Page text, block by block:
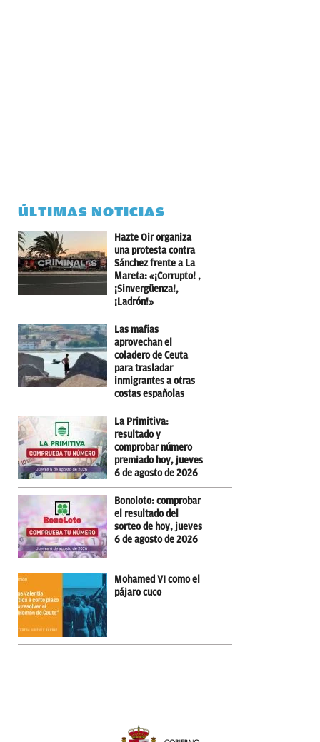
ÚLTIMAS NOTICIAS
Hazte Oir organiza
una protesta contra
Sánchez frente a La
Mareta: «¡Corrupto! ,
¡Sinvergüenza!,
¡Ladrón!»
Las mafias
aprovechan el
coladero de Ceuta
para trasladar
inmigrantes a otras
costas españolas
La Primitiva:
resultado y
comprobar número
premiado hoy, jueves
6 de agosto de 2026
Bonoloto: comprobar
el resultado del
sorteo de hoy, jueves
6 de agosto de 2026
Mohamed VI como el
pájaro cuco